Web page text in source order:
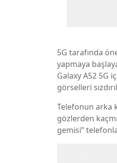
5G tarafında
yapmaya
Galaxy A52 5G
görselleri
Telefonun arka
gözlerden
gemisi”